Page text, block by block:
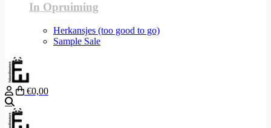
In Opruiming
Herkansjes (too good to go)
Sample Sale
€0,00